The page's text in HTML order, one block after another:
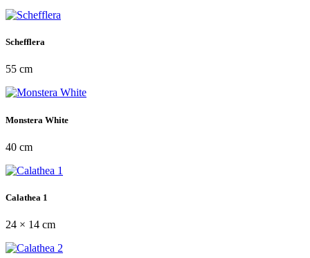
Schefflera
55 cm
Monstera White
40 cm
Calathea 1
24 × 14 cm